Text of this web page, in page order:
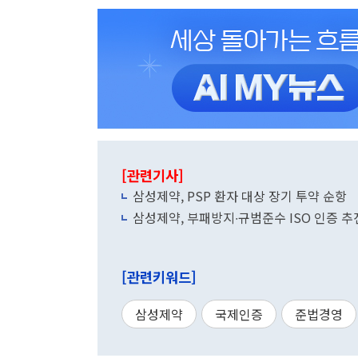
[관련기사]
삼성제약, PSP 환자 대상 장기 투약 순항
삼성제약, 부패방지∙규범준수 ISO 인증 추
[관련키워드]
삼성제약 국제인증 준법경영